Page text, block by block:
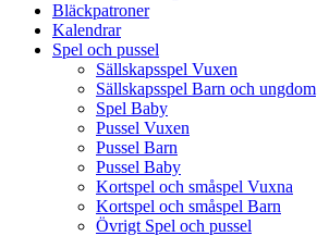
Bläckpatroner
Kalendrar
Spel och pussel
Sällskapsspel Vuxen
Sällskapsspel Barn och ungdom
Spel Baby
Pussel Vuxen
Pussel Barn
Pussel Baby
Kortspel och småspel Vuxna
Kortspel och småspel Barn
Övrigt Spel och pussel